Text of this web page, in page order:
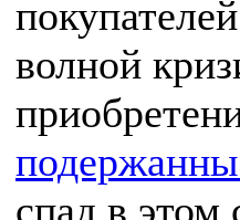
волной
спад в этом